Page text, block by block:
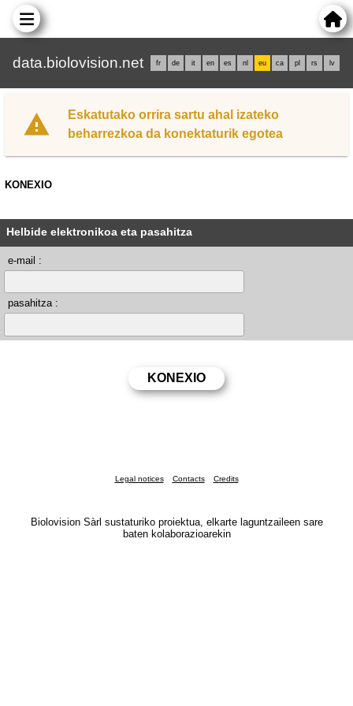
data.biolovision.net fr de it en es nl eu ca pl rs lv
Eskatutako orrira sartu ahal izateko
beharrezkoa da konektaturik egotea
KONEXIO
Helbide elektronikoa eta pasahitza
e-mail :
pasahitza :
Legal notices Contacts Credits
Biolovision Sàrl sustaturiko proiektua, elkarte laguntzaileen sare
baten kolaborazioarekin